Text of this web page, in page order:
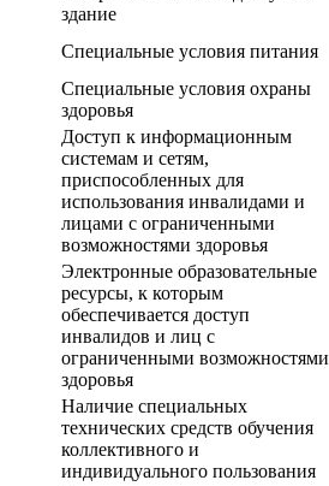
здание
Специальные условия питания
Специальные условия охраны
здоровья
Доступ к информационным
системам и сетям,
приспособленных для
использования инвалидами и
лицами с ограниченными
возможностями здоровья
Электронные образовательные
ресурсы, к которым
обеспечивается доступ
инвалидов и лиц с
ограниченными возможностями
здоровья
Наличие специальных
технических средств обучения
коллективного и
индивидуального пользования